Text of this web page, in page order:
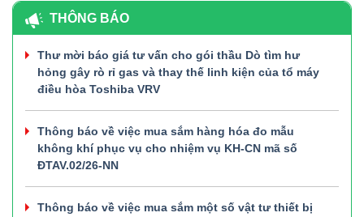
THÔNG BÁO
Thư mời báo giá tư vấn cho gói thầu Dò tìm hư
hỏng gây rò rỉ gas và thay thế linh kiện của tổ máy
điều hòa Toshiba VRV
Thông báo về việc mua sắm hàng hóa đo mẫu
không khí phục vụ cho nhiệm vụ KH-CN mã số
ĐTAV.02/26-NN
Thông báo về việc mua sắm một số vật tư thiết bị